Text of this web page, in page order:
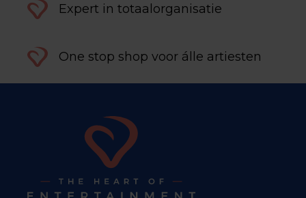
Expert in totaalorganisatie
One stop shop voor álle artiesten